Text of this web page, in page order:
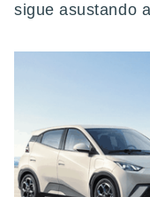
sigue asustando